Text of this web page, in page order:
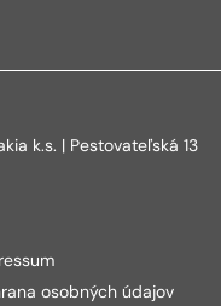
k.s. | Pestovateľská 13
osobných údajov